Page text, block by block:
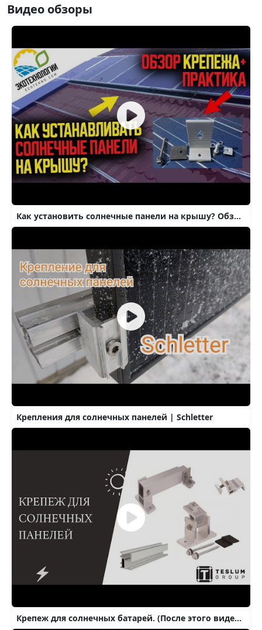
Видео обзоры
Как установить солнечные панели на крышу? Обзор крепежа и пример монтажа гибридной станции на 3 кВт
Крепления для солнечных панелей | Schletter
Крепеж для солнечных батарей. (После этого видео ты поймешь как закрепить их на крышу)